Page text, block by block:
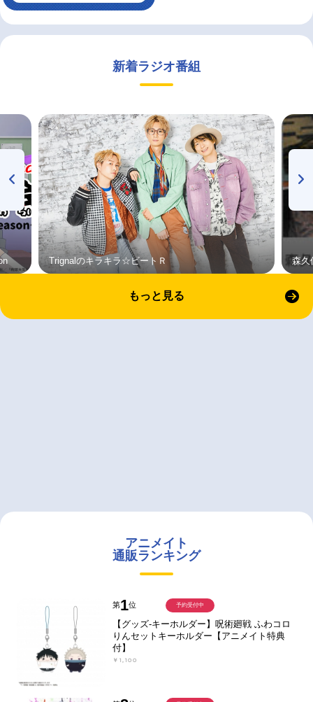
新着ラジオ番組
Trignalのキラキラ☆ビートＲ 森久
もっと見る
アニメイト
通販ランキング
第1位
【グッズ-キーホルダー】呪術廻戦 ふわコロ
りんセットキーホルダー【アニメイト特典
付】
￥1,100
予約受付中